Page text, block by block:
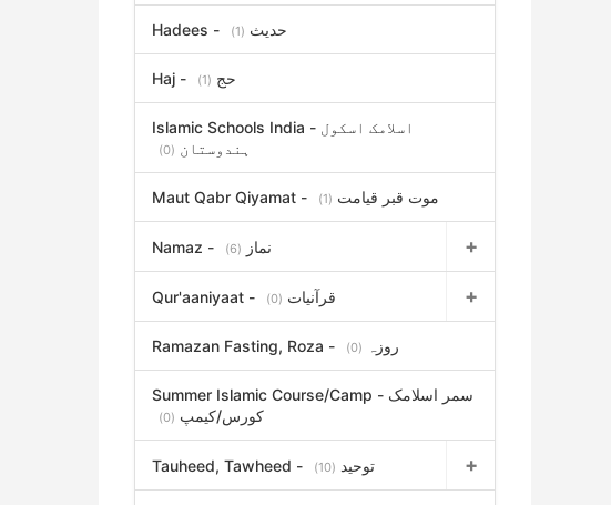
Hadees - حدیث (1)
Haj - حج (1)
Islamic Schools India - اسلامک اسکول
ہندوستان (0)
Maut Qabr Qiyamat - موت قبر قیامت (1)
Namaz - نماز (6)
Qur'aaniyaat - قرآنیات (0)
Ramazan Fasting, Roza - روزہ (0)
Summer Islamic Course/Camp - سمر اسلامک
کورس/کیمپ (0)
Tauheed, Tawheed - توحید (10)